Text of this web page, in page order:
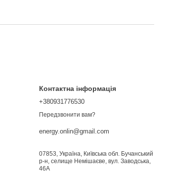
Контактна інформація
+380931776530
Передзвонити вам?
energy.onlin@gmail.com
07853, Україна, Київська обл. Бучанський
р-н, селище Немішаєве, вул. Заводська,
46А